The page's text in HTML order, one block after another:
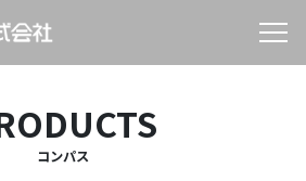
コンパス